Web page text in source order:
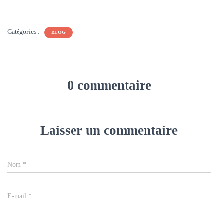
Catégories : BLOG
0 commentaire
Laisser un commentaire
Nom *
E-mail *